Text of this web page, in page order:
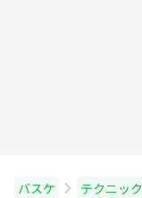
バスケ テクニック